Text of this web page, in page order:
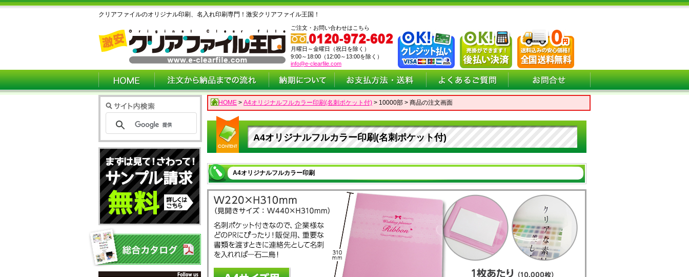
クリアファイルのオリジナル印刷、名入れ印刷専門！激安クリアファイル王国！
ご注文・お問い合わせはこちら
月曜日～金曜日（祝日を除く）
9:00～18:00（12:00～13:00を除く）
info@e-clearfile.com
HOME > A4オリジナルフルカラー印刷(名刺ポケット付) > 10000部 > 商品の注文画面
A4オリジナルフルカラー印刷(名刺ポケット付)
A4オリジナルフルカラー印刷